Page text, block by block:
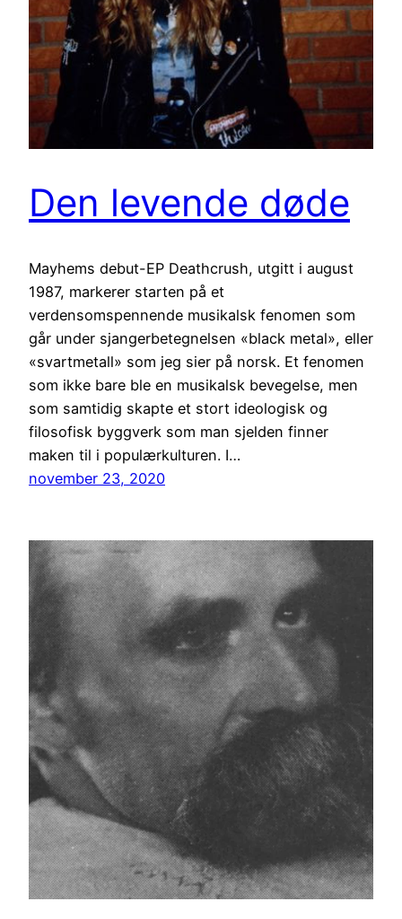
Den levende døde
Mayhems debut-EP Deathcrush, utgitt i august
1987, markerer starten på et
verdensomspennende musikalsk fenomen som
går under sjangerbetegnelsen «black metal», eller
«svartmetall» som jeg sier på norsk. Et fenomen
som ikke bare ble en musikalsk bevegelse, men
som samtidig skapte et stort ideologisk og
filosofisk byggverk som man sjelden finner
maken til i populærkulturen. I…
november 23, 2020